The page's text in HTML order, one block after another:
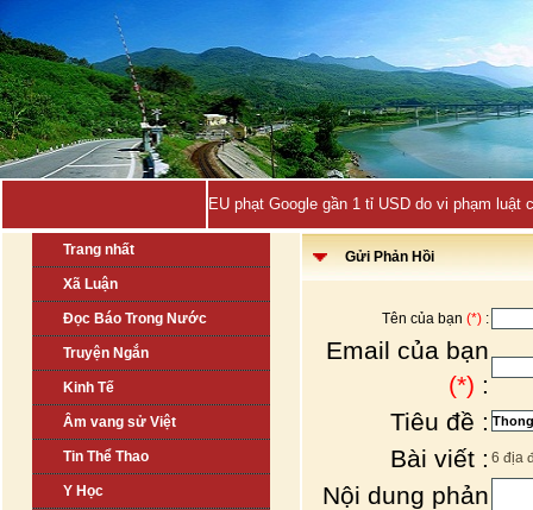
EU phạt Google gần 1 tỉ USD do vi phạm luật
Trang nhất
Xã Luận
Đọc Báo Trong Nước
Truyện Ngắn
Kinh Tế
Âm vang sử Việt
Tin Thể Thao
Y Học
Gửi Phản Hồi
Tên của bạn (*) :
Email của bạn
(*) :
Tiêu đề :
Bài viết : 6 địa
Nội dung phản